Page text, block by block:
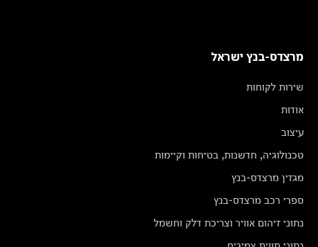
מרצדס-בנץ ישראל
שירות לקוחות
אודות
עיצוב
טכנולוגיה, חדשנות, בטיחות וקיימות
מגזין מרצדס-בנץ
ספרי רכב מרצדס-בנץ
נתוני זיהום אוויר וצריכת דלק וחשמל